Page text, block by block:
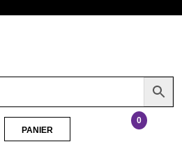
0
PANIER